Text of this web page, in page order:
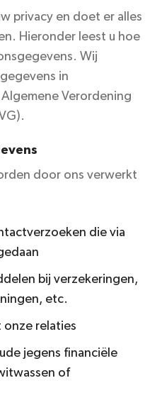
privacy en doet er alles
Hieronder leest u hoe
Wij
in
Verordening
door ons verwerkt
die via
bij verzekeringen,
etc.
onze relaties
jegens financiële
of